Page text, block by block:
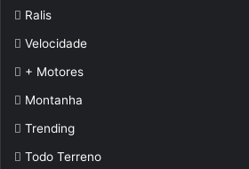
Ralis
Velocidade
+ Motores
Montanha
Trending
Todo Terreno